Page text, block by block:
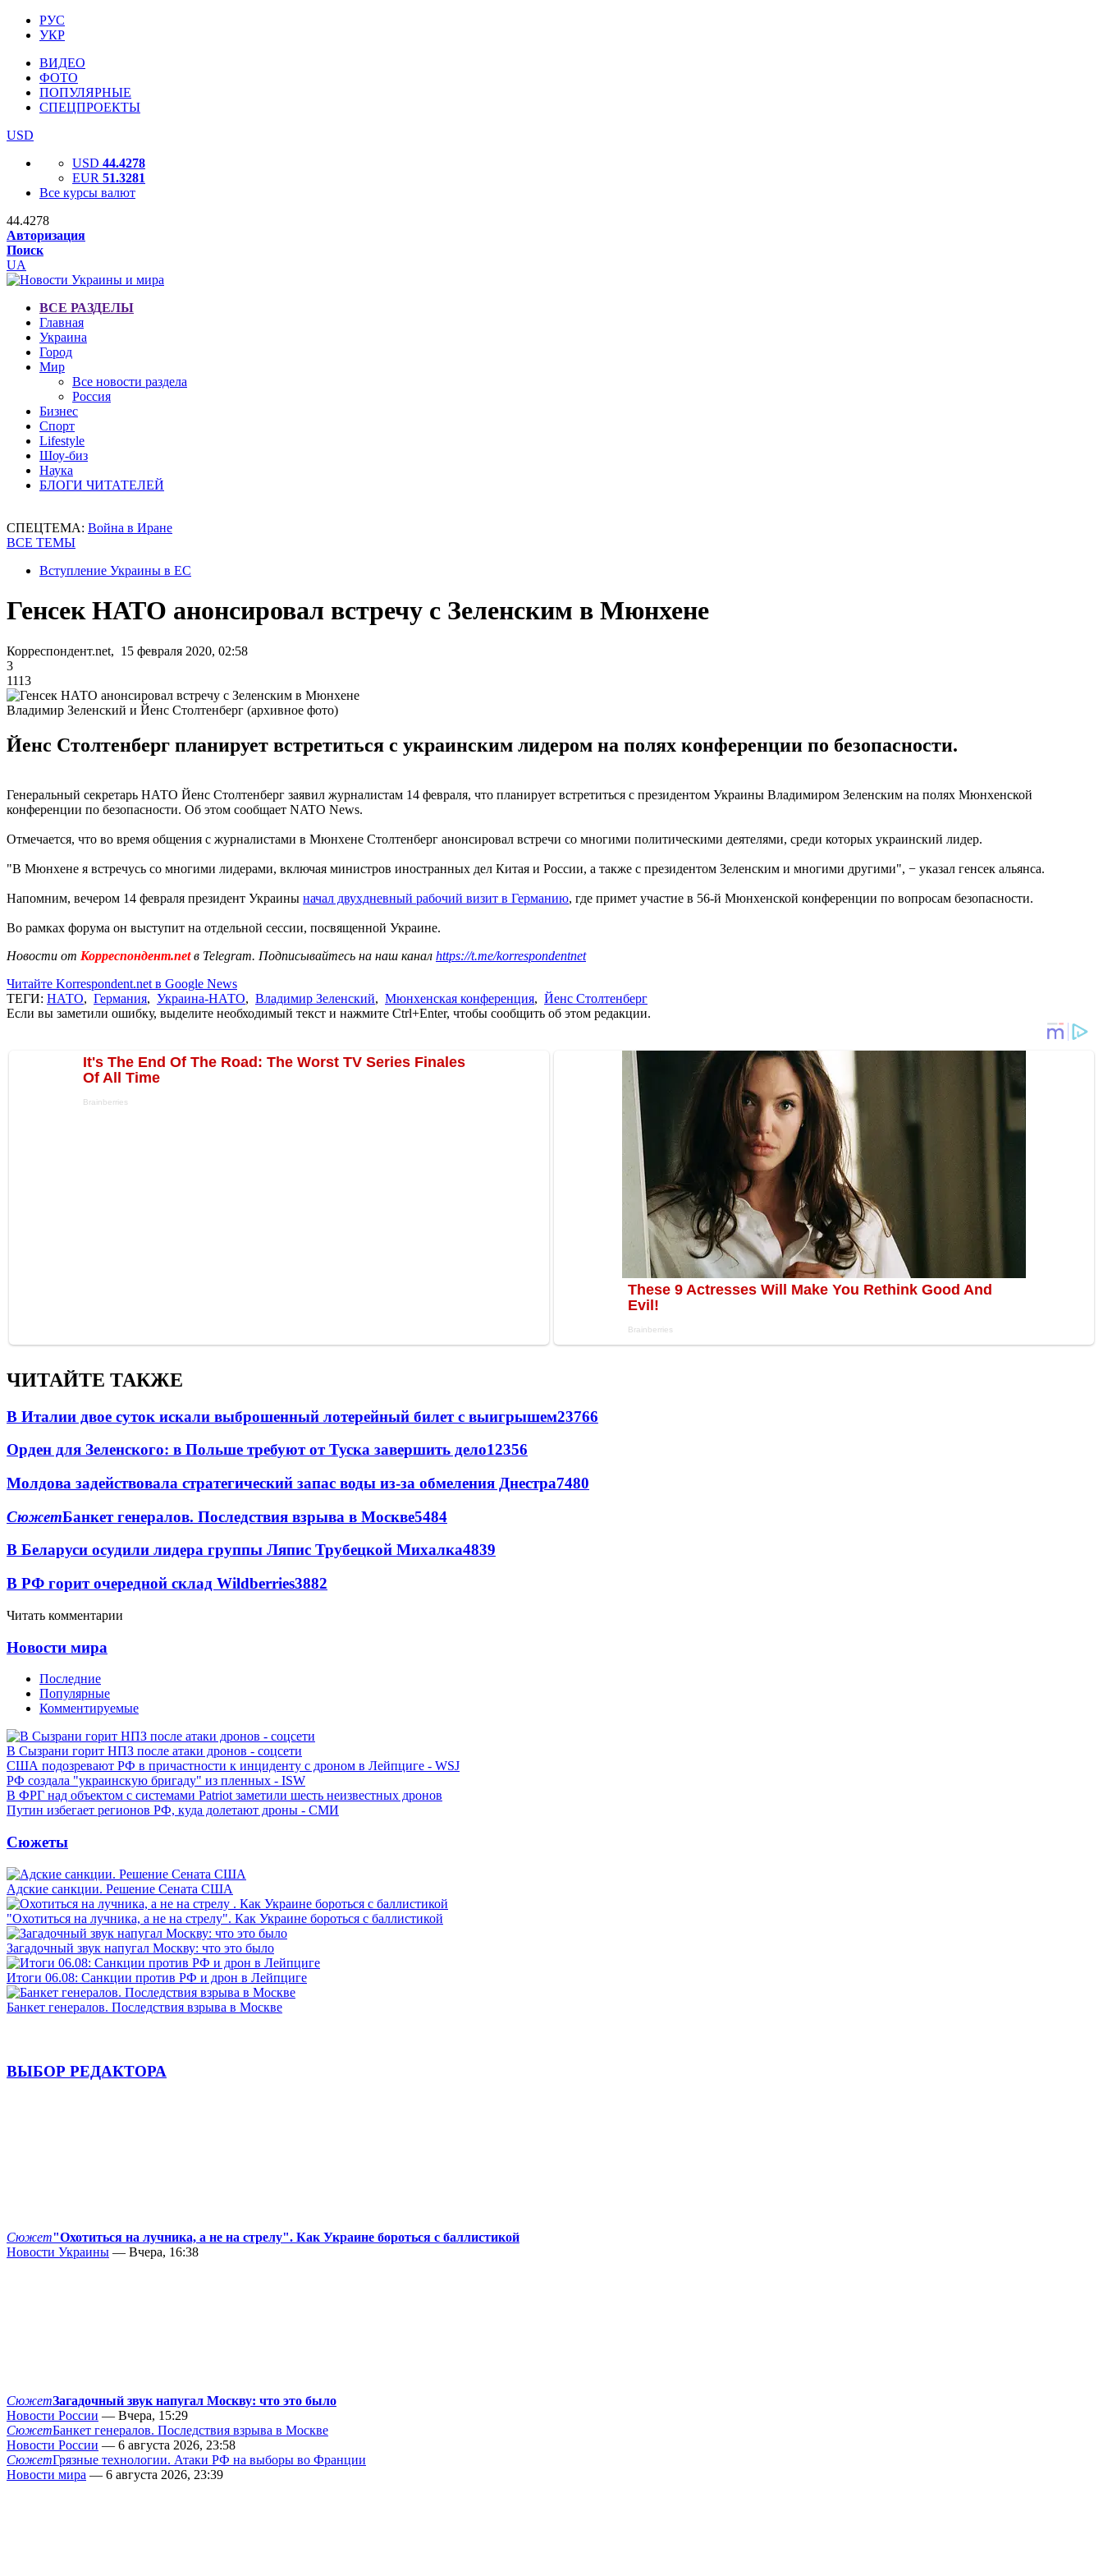
РУС
УКР
ВИДЕО
ФОТО
ПОПУЛЯРНЫЕ
СПЕЦПРОЕКТЫ
USD
USD 44.4278
EUR 51.3281
Все курсы валют
44.4278
Авторизация
Поиск
UA
ВСЕ РАЗДЕЛЫ
Главная
Украина
Город
Мир
Все новости раздела
Россия
Бизнес
Спорт
Lifestyle
Шоу-биз
Наука
БЛОГИ ЧИТАТЕЛЕЙ
СПЕЦТЕМА: Война в Иране
ВСЕ ТЕМЫ
Вступление Украины в ЕС
Генсек НАТО анонсировал встречу с Зеленским в Мюнхене
Корреспондент.net, 15 февраля 2020, 02:58
3
1113
Владимир Зеленский и Йенс Столтенберг (архивное фото)
Йенс Столтенберг планирует встретиться с украинским лидером на полях конференции по безопасности.
Генеральный секретарь НАТО Йенс Столтенберг заявил журналистам 14 февраля, что планирует встретиться с президентом Украины Владимиром Зеленским на полях Мюнхенской
конференции по безопасности. Об этом сообщает NATO News.
Отмечается, что во время общения с журналистами в Мюнхене Столтенберг анонсировал встречи со многими политическими деятелями, среди которых украинский лидер.
"В Мюнхене я встречусь со многими лидерами, включая министров иностранных дел Китая и России, а также с президентом Зеленским и многими другими", − указал генсек альянса.
Напомним, вечером 14 февраля президент Украины начал двухдневный рабочий визит в Германию, где примет участие в 56-й Мюнхенской конференции по вопросам безопасности.
Во рамках форума он выступит на отдельной сессии, посвященной Украине.
Новости от Корреспондент.netв Telegram. Подписывайтесь на наш канал https://t.me/korrespondentnet
Читайте Korrespondent.net в Google News
ТЕГИ: НАТО, Германия, Украина-НАТО, Владимир Зеленский, Мюнхенская конференция, Йенс Столтенберг
Если вы заметили ошибку, выделите необходимый текст и нажмите Ctrl+Enter, чтобы сообщить об этом редакции.
ЧИТАЙТЕ ТАКЖЕ
В Италии двое суток искали выброшенный лотерейный билет с выигрышем23766
Орден для Зеленского: в Польше требуют от Туска завершить дело12356
Молдова задействовала стратегический запас воды из-за обмеления Днестра7480
СюжетБанкет генералов. Последствия взрыва в Москве5484
В Беларуси осудили лидера группы Ляпис Трубецкой Михалка4839
В РФ горит очередной склад Wildberries3882
Читать комментарии
Новости мира
Последние
Популярные
Комментируемые
В Сызрани горит НПЗ после атаки дронов - соцсети
США подозревают РФ в причастности к инциденту с дроном в Лейпциге - WSJ
РФ создала "украинскую бригаду" из пленных - ISW
В ФРГ над объектом с системами Patriot заметили шесть неизвестных дронов
Путин избегает регионов РФ, куда долетают дроны - СМИ
Сюжеты
Адские санкции. Решение Сената США
"Охотиться на лучника, а не на стрелу". Как Украине бороться с баллистикой
Загадочный звук напугал Москву: что это было
Итоги 06.08: Санкции против РФ и дрон в Лейпциге
Банкет генералов. Последствия взрыва в Москве
ВЫБОР РЕДАКТОРА
Сюжет"Охотиться на лучника, а не на стрелу". Как Украине бороться с баллистикой
Новости Украины — Вчера, 16:38
СюжетЗагадочный звук напугал Москву: что это было
Новости России — Вчера, 15:29
СюжетБанкет генералов. Последствия взрыва в Москве
Новости России — 6 августа 2026, 23:58
СюжетГрязные технологии. Атаки РФ на выборы во Франции
Новости мира — 6 августа 2026, 23:39